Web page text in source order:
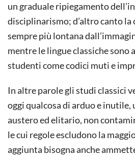
un graduale ripiegamento
disciplinarismo; d’altro canto la
sempre più lontana
mentre le lingue classiche sono
studenti come codici muti e
In altre parole gli studi classici
oggi qualcosa di arduo e inutile,
austero ed elitario, non
le cui regole escludono la
aggiunta bisogna anche